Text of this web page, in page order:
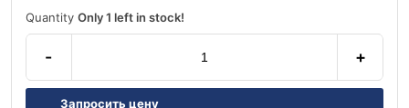
Quantity Only 1 left in stock!
- +
Запросить цену